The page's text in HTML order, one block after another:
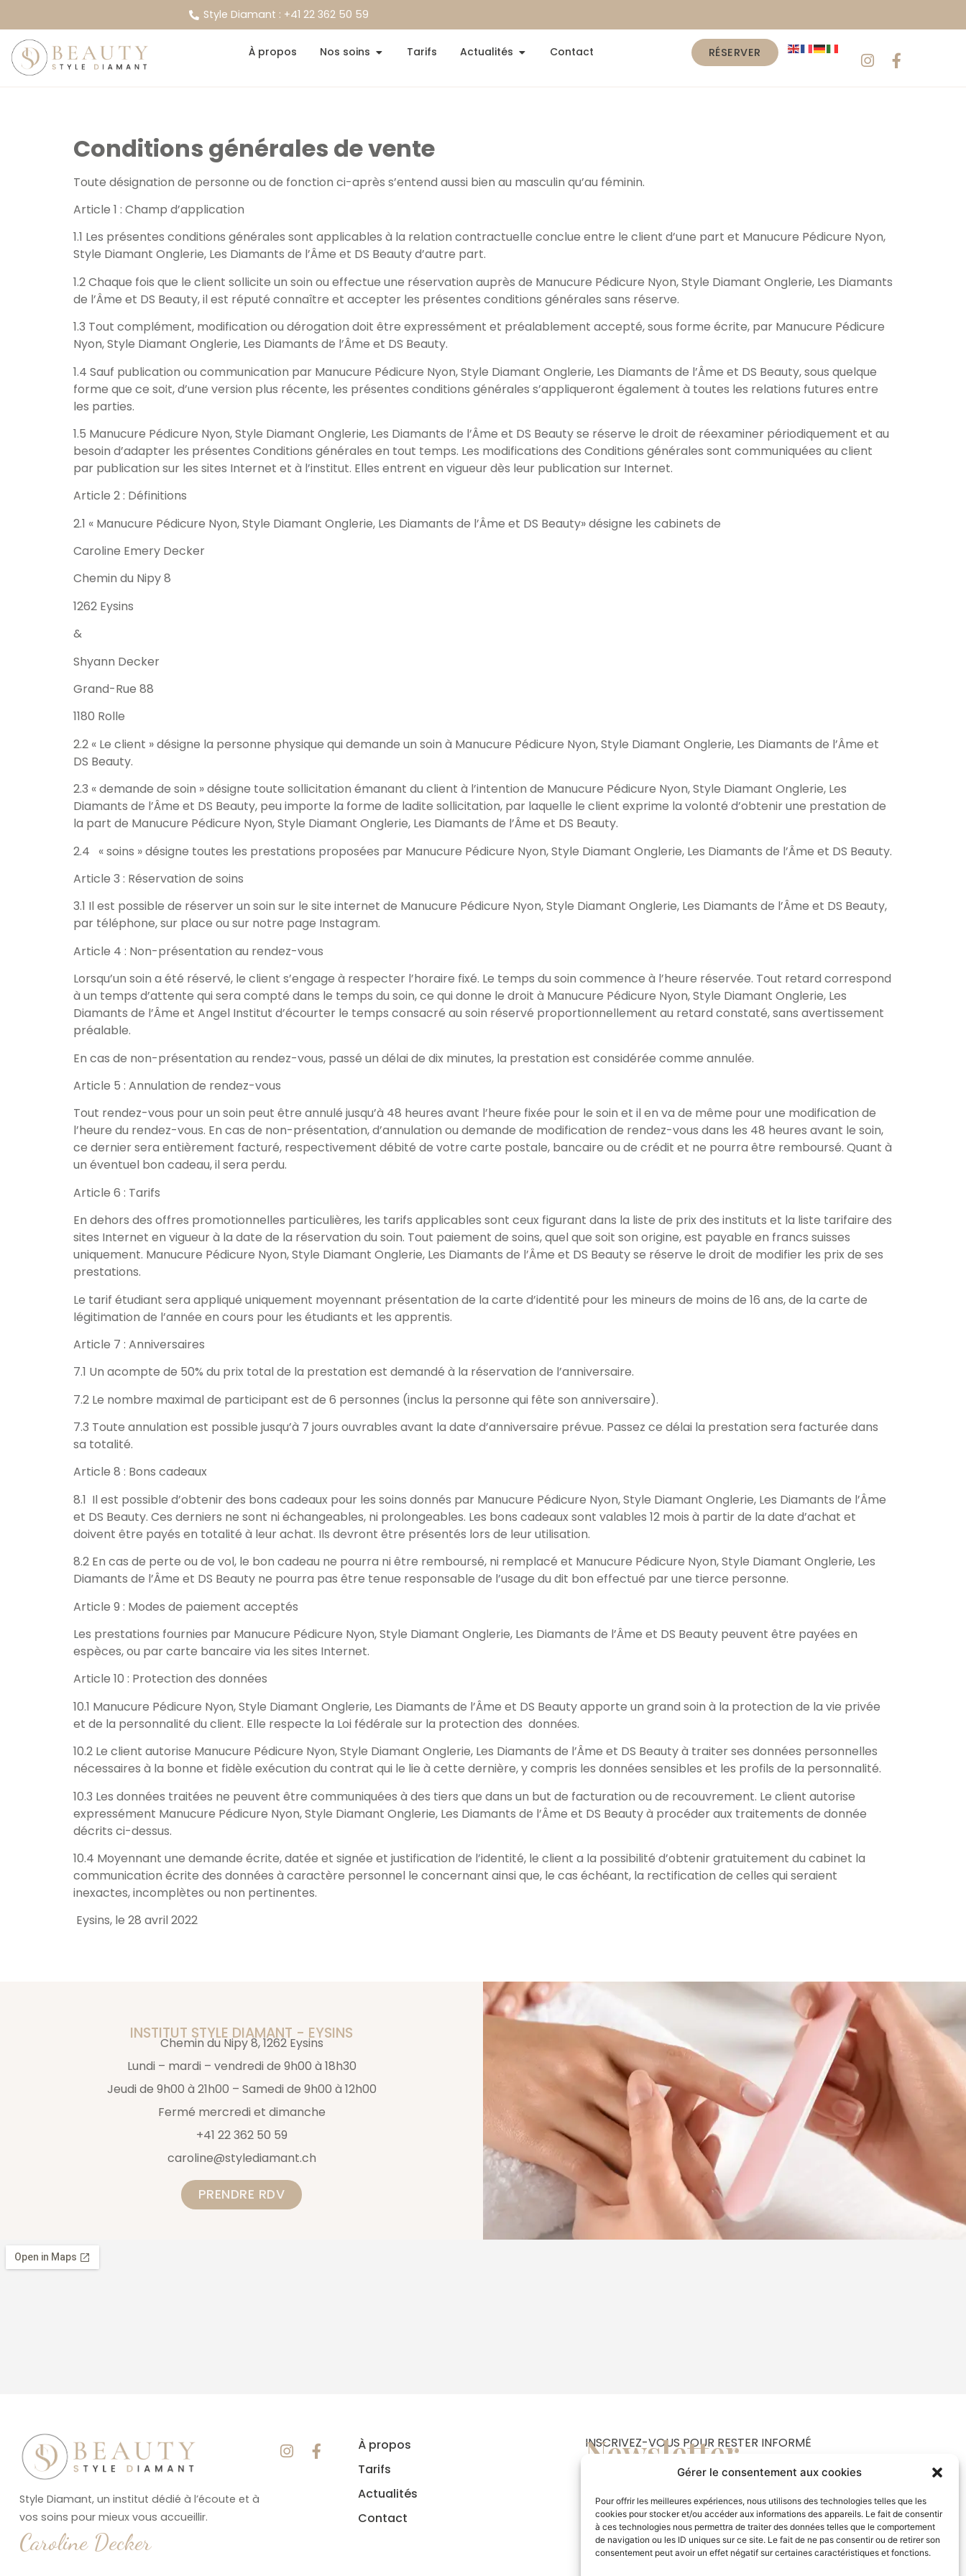
Gérer le consentement aux cookies
Pour offrir les meilleures expériences, nous utilisons des technologies telles que les
cookies pour stocker et/ou accéder aux informations des appareils. Le fait de consentir
à ces technologies nous permettra de traiter des données telles que le comportement
de navigation ou les ID uniques sur ce site. Le fait de ne pas consentir ou de retirer son
consentement peut avoir un effet négatif sur certaines caractéristiques et fonctions.
Style Diamant : +41 22 362 50 59
À propos Nos soins Tarifs Actualités Contact RÉSERVER
Conditions générales de vente
Toute désignation de personne ou de fonction ci-après s’entend aussi bien au masculin qu’au féminin.
Article 1 : Champ d’application
1.1 Les présentes conditions générales sont applicables à la relation contractuelle conclue entre le client d’une part et Manucure Pédicure Nyon,
Style Diamant Onglerie, Les Diamants de l’Âme et DS Beauty d’autre part.
1.2 Chaque fois que le client sollicite un soin ou effectue une réservation auprès de Manucure Pédicure Nyon, Style Diamant Onglerie, Les Diamants
de l’Âme et DS Beauty, il est réputé connaître et accepter les présentes conditions générales sans réserve.
1.3 Tout complément, modification ou dérogation doit être expressément et préalablement accepté, sous forme écrite, par Manucure Pédicure
Nyon, Style Diamant Onglerie, Les Diamants de l’Âme et DS Beauty.
1.4 Sauf publication ou communication par Manucure Pédicure Nyon, Style Diamant Onglerie, Les Diamants de l’Âme et DS Beauty, sous quelque
forme que ce soit, d’une version plus récente, les présentes conditions générales s’appliqueront également à toutes les relations futures entre
les parties.
1.5 Manucure Pédicure Nyon, Style Diamant Onglerie, Les Diamants de l’Âme et DS Beauty se réserve le droit de réexaminer périodiquement et au
besoin d’adapter les présentes Conditions générales en tout temps. Les modifications des Conditions générales sont communiquées au client
par publication sur les sites Internet et à l’institut. Elles entrent en vigueur dès leur publication sur Internet.
Article 2 : Définitions
2.1 « Manucure Pédicure Nyon, Style Diamant Onglerie, Les Diamants de l’Âme et DS Beauty» désigne les cabinets de
Caroline Emery Decker
Chemin du Nipy 8
1262 Eysins
&
Shyann Decker
Grand-Rue 88
1180 Rolle
2.2 « Le client » désigne la personne physique qui demande un soin à Manucure Pédicure Nyon, Style Diamant Onglerie, Les Diamants de l’Âme et
DS Beauty.
2.3 « demande de soin » désigne toute sollicitation émanant du client à l’intention de Manucure Pédicure Nyon, Style Diamant Onglerie, Les
Diamants de l’Âme et DS Beauty, peu importe la forme de ladite sollicitation, par laquelle le client exprime la volonté d’obtenir une prestation de
la part de Manucure Pédicure Nyon, Style Diamant Onglerie, Les Diamants de l’Âme et DS Beauty.
2.4 « soins » désigne toutes les prestations proposées par Manucure Pédicure Nyon, Style Diamant Onglerie, Les Diamants de l’Âme et DS Beauty.
Article 3 : Réservation de soins
3.1 Il est possible de réserver un soin sur le site internet de Manucure Pédicure Nyon, Style Diamant Onglerie, Les Diamants de l’Âme et DS Beauty,
par téléphone, sur place ou sur notre page Instagram.
Article 4 : Non-présentation au rendez-vous
Lorsqu’un soin a été réservé, le client s’engage à respecter l’horaire fixé. Le temps du soin commence à l’heure réservée. Tout retard correspond
à un temps d’attente qui sera compté dans le temps du soin, ce qui donne le droit à Manucure Pédicure Nyon, Style Diamant Onglerie, Les
Diamants de l’Âme et Angel Institut d’écourter le temps consacré au soin réservé proportionnellement au retard constaté, sans avertissement
préalable.
En cas de non-présentation au rendez-vous, passé un délai de dix minutes, la prestation est considérée comme annulée.
Article 5 : Annulation de rendez-vous
Tout rendez-vous pour un soin peut être annulé jusqu’à 48 heures avant l’heure fixée pour le soin et il en va de même pour une modification de
l’heure du rendez-vous. En cas de non-présentation, d’annulation ou demande de modification de rendez-vous dans les 48 heures avant le soin,
ce dernier sera entièrement facturé, respectivement débité de votre carte postale, bancaire ou de crédit et ne pourra être remboursé. Quant à
un éventuel bon cadeau, il sera perdu.
Article 6 : Tarifs
En dehors des offres promotionnelles particulières, les tarifs applicables sont ceux figurant dans la liste de prix des instituts et la liste tarifaire des
sites Internet en vigueur à la date de la réservation du soin. Tout paiement de soins, quel que soit son origine, est payable en francs suisses
uniquement. Manucure Pédicure Nyon, Style Diamant Onglerie, Les Diamants de l’Âme et DS Beauty se réserve le droit de modifier les prix de ses
prestations.
Le tarif étudiant sera appliqué uniquement moyennant présentation de la carte d’identité pour les mineurs de moins de 16 ans, de la carte de
légitimation de l’année en cours pour les étudiants et les apprentis.
Article 7 : Anniversaires
7.1 Un acompte de 50% du prix total de la prestation est demandé à la réservation de l’anniversaire.
7.2 Le nombre maximal de participant est de 6 personnes (inclus la personne qui fête son anniversaire).
7.3 Toute annulation est possible jusqu’à 7 jours ouvrables avant la date d’anniversaire prévue. Passez ce délai la prestation sera facturée dans
sa totalité.
Article 8 : Bons cadeaux
8.1 Il est possible d’obtenir des bons cadeaux pour les soins donnés par Manucure Pédicure Nyon, Style Diamant Onglerie, Les Diamants de l’Âme
et DS Beauty. Ces derniers ne sont ni échangeables, ni prolongeables. Les bons cadeaux sont valables 12 mois à partir de la date d’achat et
doivent être payés en totalité à leur achat. Ils devront être présentés lors de leur utilisation.
8.2 En cas de perte ou de vol, le bon cadeau ne pourra ni être remboursé, ni remplacé et Manucure Pédicure Nyon, Style Diamant Onglerie, Les
Diamants de l’Âme et DS Beauty ne pourra pas être tenue responsable de l’usage du dit bon effectué par une tierce personne.
Article 9 : Modes de paiement acceptés
Les prestations fournies par Manucure Pédicure Nyon, Style Diamant Onglerie, Les Diamants de l’Âme et DS Beauty peuvent être payées en
espèces, ou par carte bancaire via les sites Internet.
Article 10 : Protection des données
10.1 Manucure Pédicure Nyon, Style Diamant Onglerie, Les Diamants de l’Âme et DS Beauty apporte un grand soin à la protection de la vie privée
et de la personnalité du client. Elle respecte la Loi fédérale sur la protection des données.
10.2 Le client autorise Manucure Pédicure Nyon, Style Diamant Onglerie, Les Diamants de l’Âme et DS Beauty à traiter ses données personnelles
nécessaires à la bonne et fidèle exécution du contrat qui le lie à cette dernière, y compris les données sensibles et les profils de la personnalité.
10.3 Les données traitées ne peuvent être communiquées à des tiers que dans un but de facturation ou de recouvrement. Le client autorise
expressément Manucure Pédicure Nyon, Style Diamant Onglerie, Les Diamants de l’Âme et DS Beauty à procéder aux traitements de donnée
décrits ci-dessus.
10.4 Moyennant une demande écrite, datée et signée et justification de l’identité, le client a la possibilité d’obtenir gratuitement du cabinet la
communication écrite des données à caractère personnel le concernant ainsi que, le cas échéant, la rectification de celles qui seraient
inexactes, incomplètes ou non pertinentes.
Eysins, le 28 avril 2022
INSTITUT STYLE DIAMANT - EYSINS
Chemin du Nipy 8, 1262 Eysins
Lundi – mardi – vendredi de 9h00 à 18h30
Jeudi de 9h00 à 21h00 – Samedi de 9h00 à 12h00
Fermé mercredi et dimanche
+41 22 362 50 59
caroline@stylediamant.ch
PRENDRE RDV
Style Diamant, un institut dédié à l’écoute et à
vos soins pour mieux vous accueillir.
Caroline Decker
À propos
Tarifs
Actualités
Contact
INSCRIVEZ-VOUS POUR RESTER INFORMÉ
Newsletter
J’autorise la société SD Style Diamant à me faire
parvenir les nouveautés et offres du moment.
En savoir plus